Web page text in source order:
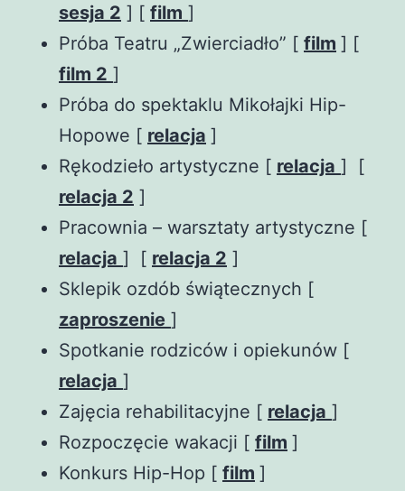
sesja 2 ] [ film ]
Próba Teatru „Zwierciadło” [ film ] [
film 2 ]
Próba do spektaklu Mikołajki Hip-
Hopowe [ relacja ]
Rękodzieło artystyczne [ relacja ] [
relacja 2 ]
Pracownia – warsztaty artystyczne [
relacja ] [ relacja 2 ]
Sklepik ozdób świątecznych [
zaproszenie ]
Spotkanie rodziców i opiekunów [
relacja ]
Zajęcia rehabilitacyjne [ relacja ]
Rozpoczęcie wakacji [ film ]
Konkurs Hip-Hop [ film ]